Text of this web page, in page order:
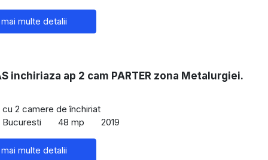
multe detalii
inchiriaza ap 2 cam PARTER zona Metalurgiei.
2 camere de închiriat
48 mp 2019
multe detalii